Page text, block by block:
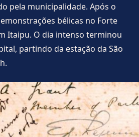
pela municipalidade. Após o
bélicas no Forte
Itaipu. O dia intenso terminou
partindo da estação da São